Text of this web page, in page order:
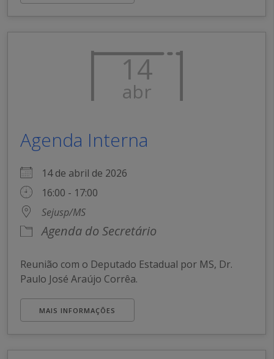
14
abr
Agenda Interna
14 de abril de 2026
16:00 - 17:00
Sejusp/MS
Agenda do Secretário
Reunião com o Deputado Estadual por MS, Dr.
Paulo José Araújo Corrêa.
MAIS INFORMAÇÕES